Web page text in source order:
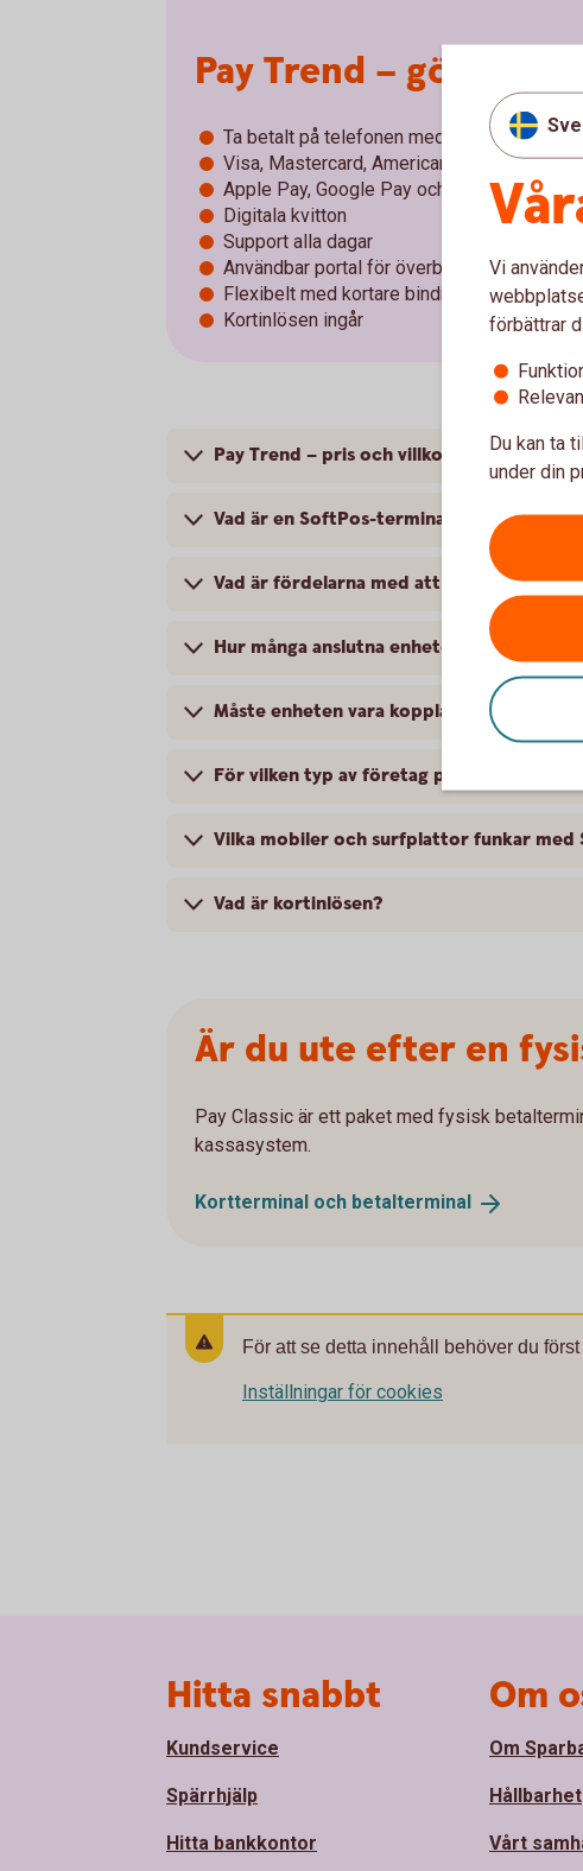
Pay Trend – gör din
Ta betalt på telefonen med appen Pay
Visa, Mastercard, American Express och
Apple Pay, Google Pay och Samsung Pay
Digitala kvitton
Support alla dagar
Användbar portal för överblick över alla
Flexibelt med kortare bindningstid
Kortinlösen ingår
Pay Trend – pris och villkor
Vad är en SoftPos-terminal?
Vad är fördelarna med att ta betalt i
Hur många anslutna enheter kan jag ha i
Måste enheten vara kopplad till min
För vilken typ av företag passar Pay
Vilka mobiler och surfplattor funkar med
Vad är kortinlösen?
Är du ute efter en
Pay Classic är ett paket med fysisk
kassasystem.
Kortterminal och betalterminal
För att se detta innehåll behöver du
Inställningar för cookies
Vi
förbättrar
Du kan ta
under din
Hitta snabbt
Kundservice
Spärrhjälp
Hitta bankkontor
Om
Om
Hållbarhet
Vårt